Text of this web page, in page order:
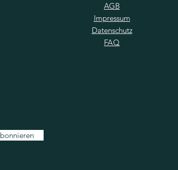
AGB
Impressum
Datenschutz
FAQ